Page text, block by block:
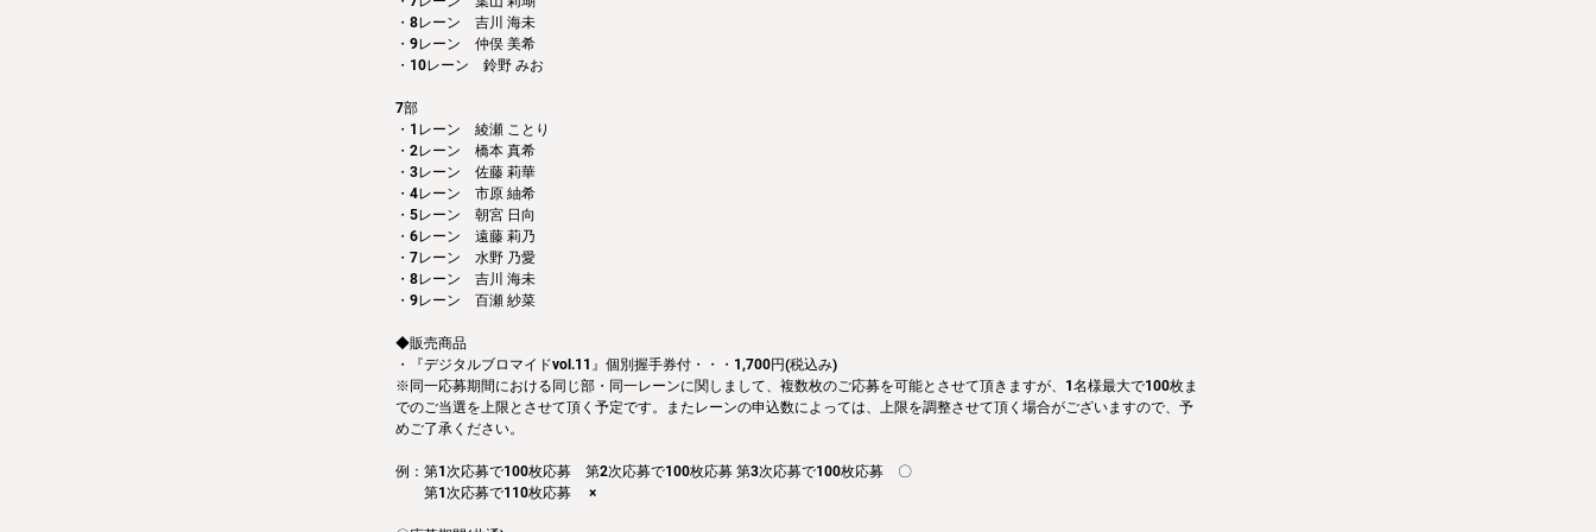
・8レーン　吉川 海未
・9レーン　仲俣 美希
・10レーン　鈴野 みお
7部
・1レーン　綾瀬 ことり
・2レーン　橋本 真希
・3レーン　佐藤 莉華
・4レーン　市原 紬希
・5レーン　朝宮 日向
・6レーン　遠藤 莉乃
・7レーン　水野 乃愛
・8レーン　吉川 海未
・9レーン　百瀬 紗菜
◆販売商品
・『デジタルブロマイドvol.11』個別握手券付・・・1,700円(税込み)
※同一応募期間における同じ部・同一レーンに関しまして、複数枚のご応募を可能とさせて頂きますが、1名様最大で100枚ま
でのご当選を上限とさせて頂く予定です。またレーンの申込数によっては、上限を調整させて頂く場合がございますので、予
めご了承ください。
例：第1次応募で100枚応募　第2次応募で100枚応募 第3次応募で100枚応募　〇
第1次応募で110枚応募　 ×